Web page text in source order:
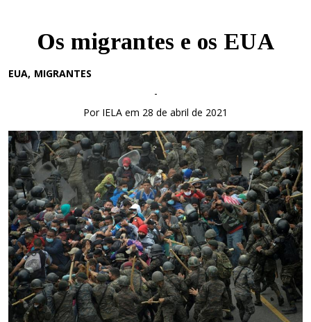
Os migrantes e os EUA
EUA MIGRANTES
-
Por IELA em 28 de abril de 2021